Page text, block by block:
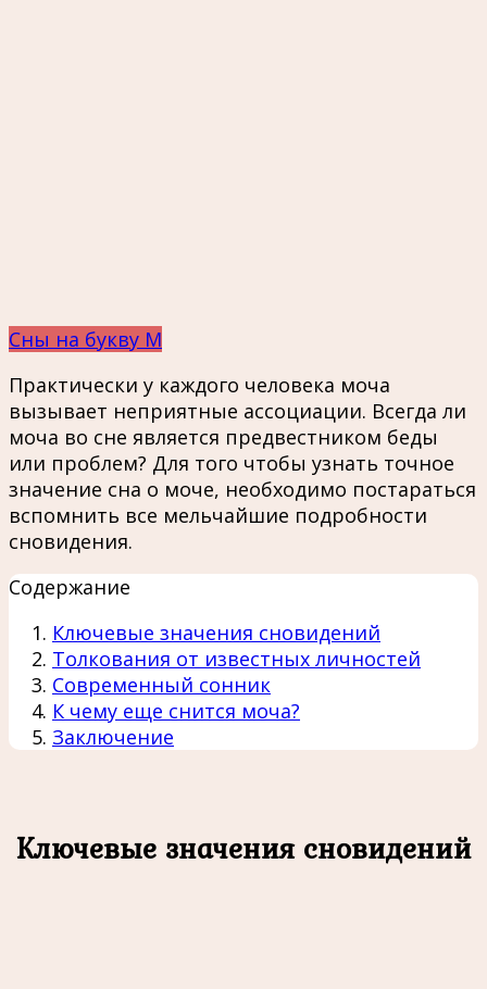
Сны на букву М
Практически у каждого человека моча
вызывает неприятные ассоциации. Всегда ли
моча во сне является предвестником беды
или проблем? Для того чтобы узнать точное
значение сна о моче, необходимо постараться
вспомнить все мельчайшие подробности
сновидения.
Содержание
Ключевые значения сновидений
Толкования от известных личностей
Современный сонник
К чему еще снится моча?
Заключение
Ключевые значения сновидений